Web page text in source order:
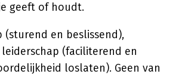
geeft of houdt.
en beslissend),
(faciliterend en
loslaten). Geen van